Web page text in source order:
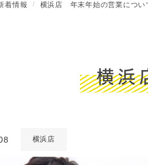
着情報 横浜店 年末年始の営業につい
横浜
横浜店